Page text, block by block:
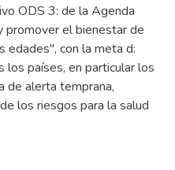
ODS 3: de la Agenda
promover el bienestar de
edades", con la meta d:
los países, en particular los
de alerta temprana,
los riesgos para la salud